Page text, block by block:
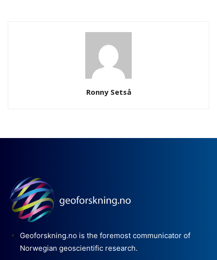
Ronny Setså
Geoforskning.no is the foremost communicator of
Norwegian geoscientific research.